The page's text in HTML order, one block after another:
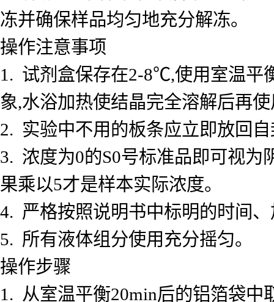
冻并确保样品均匀地充分解冻。
操作注意事项
1. 试剂盒保存在2-8℃,使用室温平
象,水浴加热使结晶完全溶解后再
2. 实验中不用的板条应立即放回
3. 浓度为0的S0号标准品即可视为
果乘以5才是样本实际浓度。
4. 严格按照说明书中标明的时间
5. 所有液体组分使用充分摇匀。
操作步骤
1. 从室温平衡20min后的铝箔袋